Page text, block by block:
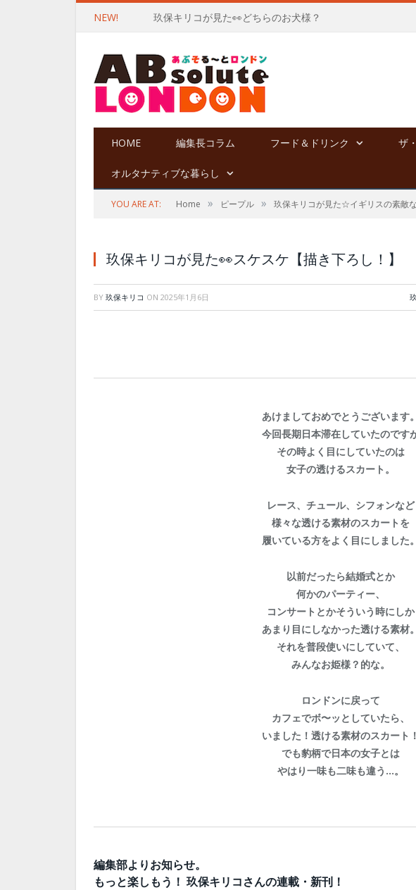
NEW! 玖保キリコが見た👀どちらのお犬様？
HOME 編集長コラム フード＆ドリンク ザ
オルタナティブな暮らし
YOU ARE AT: Home » ピープル » 玖保キリコが見た☆イギリスの素敵
玖保キリコが見た👀スケスケ【描き下ろし！】
BY 玖保キリコ ON 2025年1月6日
あけましておめでとうございます。
今回長期日本滞在していたのです
その時よく目にしていたのは
女子の透けるスカート。
レース、チュール、 シフォンなど
様々な透ける素材のスカートを
履いている方をよく目にしました。
以前だったら結婚式とか
何かのパーティー、
コンサートとかそういう時にしか
あまり目にしなかった透ける素材。
それを普段使いにしていて、
みんなお姫様？的な。
ロンドンに戻って
カフェでボ〜ッとしていたら、
いました！ 透ける素材のスカート！
でも豹柄で日本の女子とは
やはり一味も二味も違う…。
編集部よりお知らせ。
もっと楽しもう！ 玖保キリコさんの連載・新刊！